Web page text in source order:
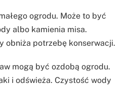
ogrodu. Może to być
albo kamienia misa.
obniża potrzebę konserwacji.
mogą być ozdobą ogrodu.
i odświeża. Czystość wody